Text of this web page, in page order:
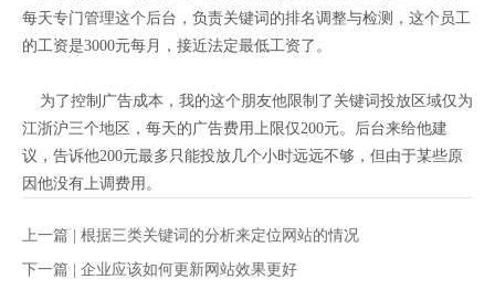
每天专门管理这个后台，负责关键词的排名调整与检测，这个员工
的工资是3000元每月，接近法定最低工资了。
为了控制广告成本，我的这个朋友他限制了关键词投放区域仅为
江浙沪三个地区，每天的广告费用上限仅200元。后台来给他建
议，告诉他200元最多只能投放几个小时远远不够，但由于某些原
因他没有上调费用。
上一篇 | 根据三类关键词的分析来定位网站的情况
下一篇 | 企业应该如何更新网站效果更好